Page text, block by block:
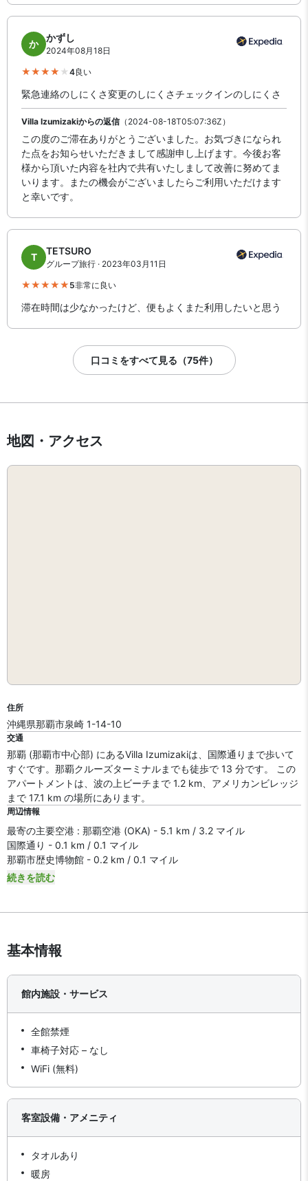
か
かずし
2024年08月18日
4良い
緊急連絡のしにくさ変更のしにくさチェックインのしにくさ
Villa Izumizakiからの返信（2024-08-18T05:07:36Z）
この度のご滞在ありがとうございました。お気づきになられ
た点をお知らせいただきまして感謝申し上げます。今後お客
様から頂いた内容を社内で共有いたしまして改善に努めてま
いります。またの機会がございましたらご利用いただけます
と幸いです。
T
TETSURO
グループ旅行 · 2023年03月11日
5非常に良い
滞在時間は少なかったけど、便もよくまた利用したいと思う
口コミをすべて見る（75件）
地図・アクセス
住所
沖縄県那覇市泉崎 1-14-10
交通
那覇 (那覇市中心部) にあるVilla Izumizakiは、国際通りまで歩いて
すぐです。那覇クルーズターミナルまでも徒歩で 13 分です。 この
アパートメントは、波の上ビーチまで 1.2 km、アメリカンビレッジ
まで 17.1 km の場所にあります。
周辺情報
最寄の主要空港 : 那覇空港 (OKA) - 5.1 km / 3.2 マイル
国際通り - 0.1 km / 0.1 マイル
那覇市歴史博物館 - 0.2 km / 0.1 マイル
続きを読む
基本情報
館内施設・サービス
全館禁煙
車椅子対応 – なし
WiFi (無料)
客室設備・アメニティ
タオルあり
暖房